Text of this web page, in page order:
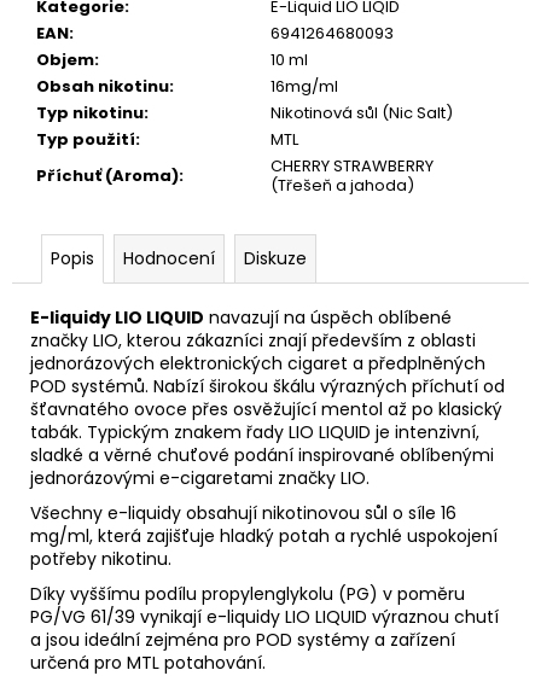
Kategorie:
E-Liquid LIO LIQID
EAN:
6941264680093
Objem:
10 ml
Obsah nikotinu:
16mg/ml
Typ nikotinu:
Nikotinová sůl (Nic Salt)
Typ použití:
MTL
Příchuť (Aroma):
CHERRY STRAWBERRY
(Třešeň a jahoda)
Popis Hodnocení Diskuze
E-liquidy LIO LIQUID navazují na úspěch oblíbené
značky LIO, kterou zákazníci znají především z oblasti
jednorázových elektronických cigaret a předplněných
POD systémů. Nabízí širokou škálu výrazných příchutí od
šťavnatého ovoce přes osvěžující mentol až po klasický
tabák. Typickým znakem řady LIO LIQUID je intenzivní,
sladké a věrné chuťové podání inspirované oblíbenými
jednorázovými e-cigaretami značky LIO.
Všechny e-liquidy obsahují nikotinovou sůl o síle 16
mg/ml, která zajišťuje hladký potah a rychlé uspokojení
potřeby nikotinu.
Díky vyššímu podílu propylenglykolu (PG) v poměru
PG/VG 61/39 vynikají e-liquidy LIO LIQUID výraznou chutí
a jsou ideální zejména pro POD systémy a zařízení
určená pro MTL potahování.
59
Kč
Původně:
99
Kč